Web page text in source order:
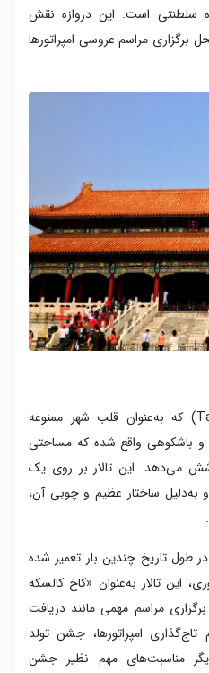
سلطنتی است. این دروازه نقش
برگزاری مراسم عروسی امپراتورها
دروازه تای هه دیان (Taihedian) که به‌عنوان قلب شهر ممنوعه
و باشکوهی واقع شده که مساحتی
را پوشش می‌دهد. این تالار بر روی یک
به‌دلیل ساختار عظیم و چوبی آن،
شده و در طول تاریخ چندین بار تعمیر شده
این تالار به‌عنوان «کاخ کالسکه
مراسم مهمی مانند دریافت
تاج‌گذاری امپراتورها، جشن تولد
مناسبت‌های مهم نظیر جشن